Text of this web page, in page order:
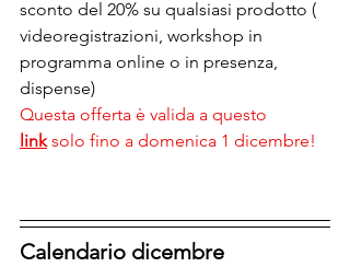
sconto del 20% su qualsiasi prodotto (
videoregistrazioni, workshop in
programma online o in presenza,
dispense)
Questa offerta è valida a questo
link solo fino a domenica 1 dicembre!
Calendario dicembre